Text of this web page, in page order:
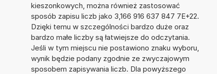
kieszonkowych, można również zastosować
sposób zapisu liczb jako 3,166 916 637 847 7E+22.
Dzięki temu w szczególności bardzo duże oraz
bardzo małe liczby są łatwiejsze do odczytania.
Jeśli w tym miejscu nie postawiono znaku wyboru,
wynik będzie podany zgodnie ze zwyczajowym
sposobem zapisywania liczb. Dla powyższego